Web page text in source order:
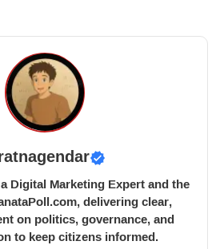
Digital Marketing Expert and the
delivering clear,
on politics, governance, and
to keep citizens informed.